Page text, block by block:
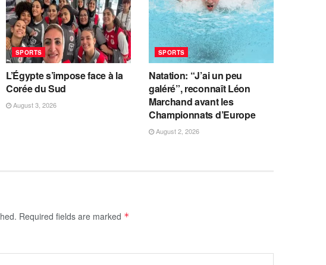
SPORTS
L’Égypte s’impose face à la
Corée du Sud
August 3, 2026
SPORTS
Natation: “J’ai un peu
galéré”, reconnaît Léon
Marchand avant les
Championnats d’Europe
August 2, 2026
Required fields are marked *